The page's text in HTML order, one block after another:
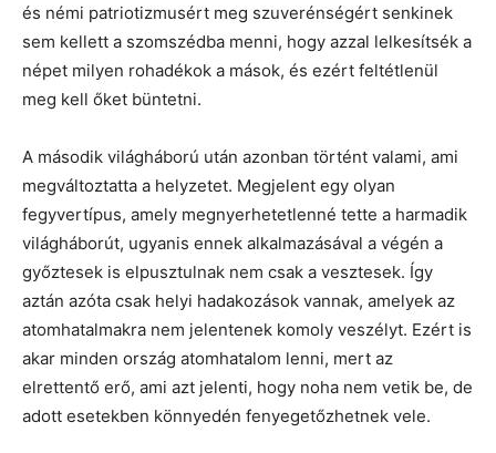
és némi patriotizmusért meg szuverénségért senkinek
sem kellett a szomszédba menni, hogy azzal lelkesítsék a
népet milyen rohadékok a mások, és ezért feltétlenül
meg kell őket büntetni.
A második világháború után azonban történt valami, ami
megváltoztatta a helyzetet. Megjelent egy olyan
fegyvertípus, amely megnyerhetetlenné tette a harmadik
világháborút, ugyanis ennek alkalmazásával a végén a
győztesek is elpusztulnak nem csak a vesztesek. Így
aztán azóta csak helyi hadakozások vannak, amelyek az
atomhatalmakra nem jelentenek komoly veszélyt. Ezért is
akar minden ország atomhatalom lenni, mert az
elrettentő erő, ami azt jelenti, hogy noha nem vetik be, de
adott esetekben könnyedén fenyegetőzhetnek vele.